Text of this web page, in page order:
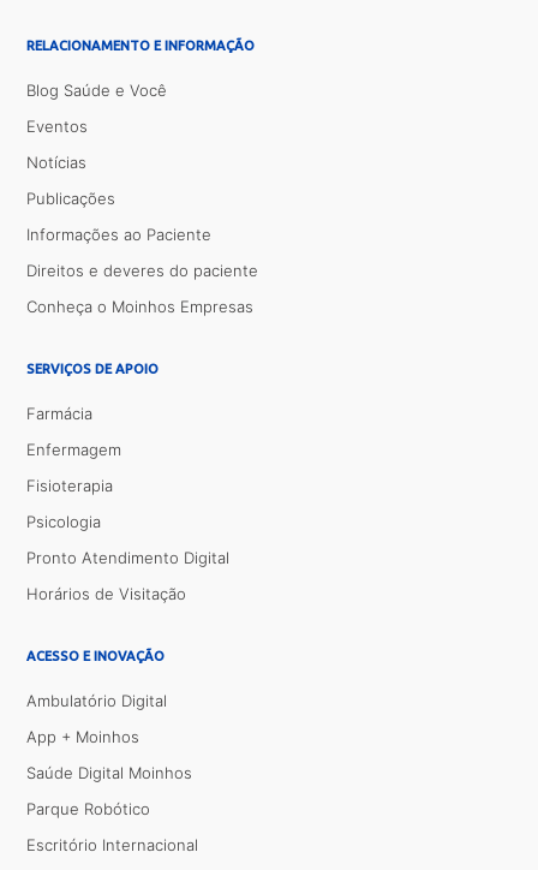
RELACIONAMENTO E INFORMAÇÃO
Blog Saúde e Você
Eventos
Notícias
Publicações
Informações ao Paciente
Direitos e deveres do paciente
Conheça o Moinhos Empresas
SERVIÇOS DE APOIO
Farmácia
Enfermagem
Fisioterapia
Psicologia
Pronto Atendimento Digital
Horários de Visitação
ACESSO E INOVAÇÃO
Ambulatório Digital
App + Moinhos
Saúde Digital Moinhos
Parque Robótico
Escritório Internacional